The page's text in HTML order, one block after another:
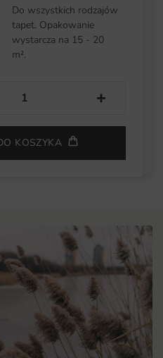
Do wszystkich rodzajów
tapet. Opakowanie
wystarcza na 15 - 20
m².
+
KOSZYKA